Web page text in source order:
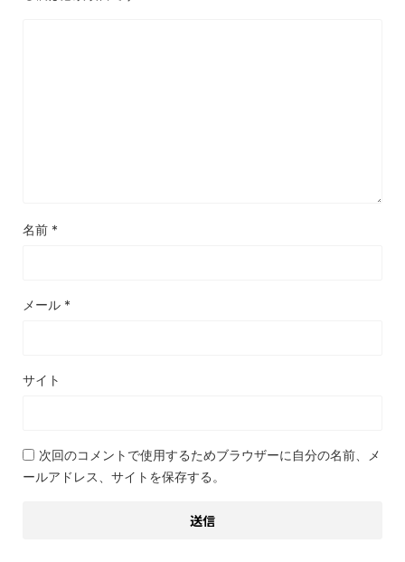
名前 *
メール *
サイト
次回のコメントで使用するためブラウザーに自分の名前、メ
ールアドレス、サイトを保存する。